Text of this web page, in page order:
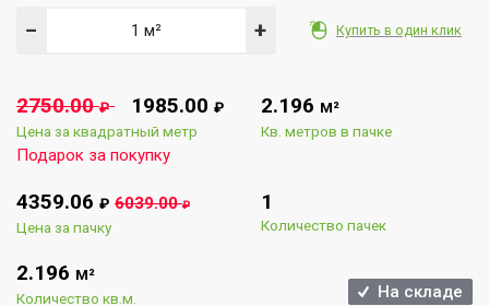
Купить в один клик
− +
2750.00 ₽ 1985.00 ₽
Цена за квадратный метр
Подарок за покупку
2.196 М²
Кв. метров в пачке
4359.06 ₽ 6039.00₽
Цена за пачку
1
Количество пачек
2.196 М²
Количество кв.м. На складе